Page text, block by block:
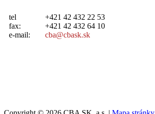
tel
fax:
e-mail:
+421 42 432 22 53
+421 42 432 64 10
cba@cbask.sk